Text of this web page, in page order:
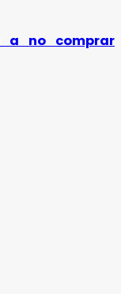
a no comprar